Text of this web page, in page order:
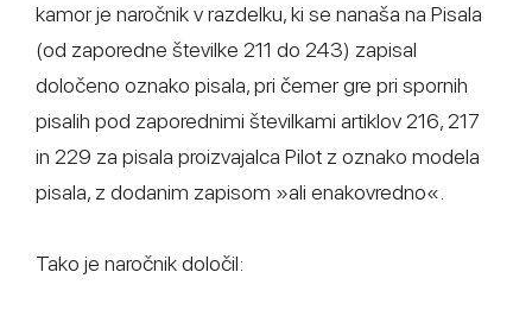
kamor je naročnik v razdelku, ki se nanaša na Pisala
(od zaporedne številke 211 do 243) zapisal
določeno oznako pisala, pri čemer gre pri spornih
pisalih pod zaporednimi številkami artiklov 216, 217
in 229 za pisala proizvajalca Pilot z oznako modela
pisala, z dodanim zapisom »ali enakovredno«.
Tako je naročnik določil: